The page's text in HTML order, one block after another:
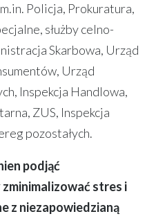
Policja, Prokuratura,
służby celno-
Skarbowa, Urząd
Urząd
Inspekcja Handlowa,
ZUS, Inspekcja
pozostałych.
podjąć
stres i
z niezapowiedzianą